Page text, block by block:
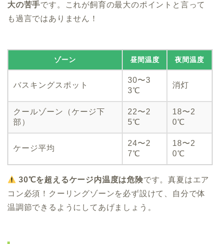
大の苦手です。これが飼育の最大のポイントと言って
も過言ではありません！
ゾーン 昼間温度 夜間温度
バスキングスポット
30〜3
3℃
消灯
クールゾーン（ケージ下
部）
22〜2
5℃
18〜2
0℃
ケージ平均
24〜2
7℃
18〜2
0℃
30℃を超えるケージ内温度は危険です。真夏はエア
コン必須！クーリングゾーンを必ず設けて、自分で体
温調節できるようにしてあげましょう。